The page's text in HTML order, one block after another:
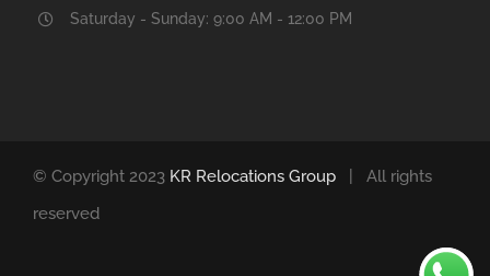
Saturday - Sunday: 9:00 AM - 12:00 PM
© Copyright 2023 KR Relocations Group| All rights
reserved